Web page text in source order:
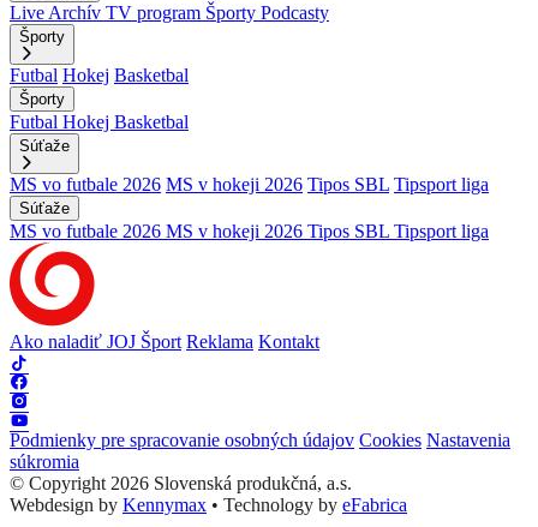
Live Archív TV program Športy Podcasty
Športy
Futbal Hokej Basketbal
Športy
Futbal Hokej Basketbal
Súťaže
MS vo futbale 2026 MS v hokeji 2026 Tipos SBL Tipsport liga
Súťaže
MS vo futbale 2026 MS v hokeji 2026 Tipos SBL Tipsport liga
Ako naladiť JOJ Šport Reklama Kontakt
Podmienky pre spracovanie osobných údajov Cookies Nastavenia
súkromia
© Copyright 2026 Slovenská produkčná, a.s.
Webdesign by Kennymax • Technology by eFabrica